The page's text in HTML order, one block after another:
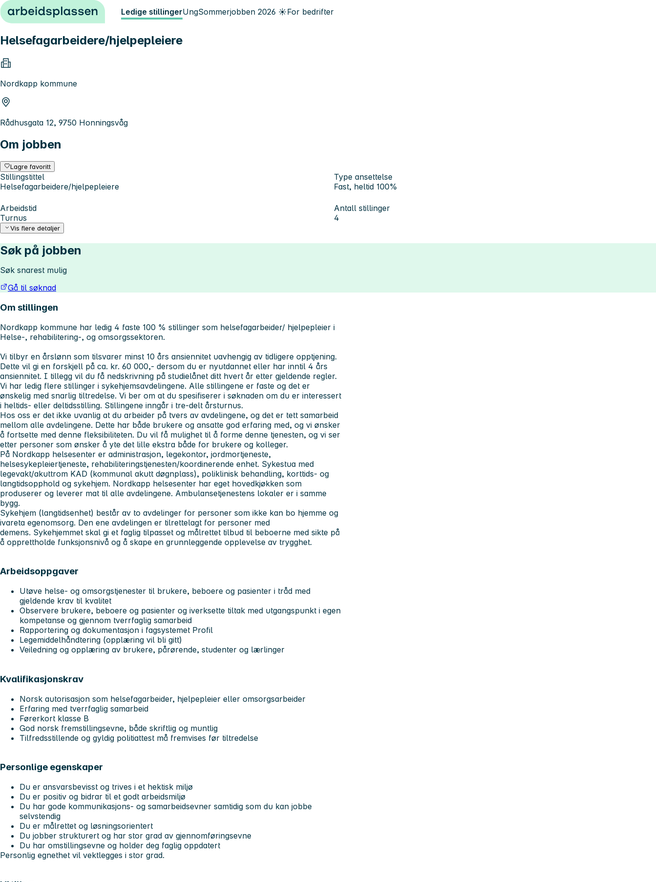
Hopp til innhold Ledige stillingerUngSommerjobben 2026 ☀️For bedrifter
Helsefagarbeidere/hjelpepleiere
Nordkapp kommune
Rådhusgata 12, 9750 Honningsvåg
Om jobben
Lagre favoritt
Stillingstittel
Helsefagarbeidere/hjelpepleiere
Type ansettelse
Fast, heltid 100%
Arbeidstid
Turnus
Antall stillinger
4
Vis flere detaljer
Søk på jobben
Søk snarest mulig
Gå til søknad
Om stillingen
Nordkapp kommune har ledig 4 faste 100 % stillinger som helsefagarbeider/ hjelpepleier i
Helse-, rehabilitering-, og omsorgssektoren.
Vi tilbyr en årslønn som tilsvarer minst 10 års ansiennitet uavhengig av tidligere opptjening.
Dette vil gi en forskjell på ca. kr. 60 000,- dersom du er nyutdannet eller har inntil 4 års
ansiennitet. I tillegg vil du få nedskrivning på studielånet ditt hvert år etter gjeldende regler.
Vi har ledig flere stillinger i sykehjemsavdelingene. Alle stillingene er faste og det er
ønskelig med snarlig tiltredelse. Vi ber om at du spesifiserer i søknaden om du er interessert
i heltids- eller deltidsstilling. Stillingene inngår i tre-delt årsturnus.
Hos oss er det ikke uvanlig at du arbeider på tvers av avdelingene, og det er tett samarbeid
mellom alle avdelingene. Dette har både brukere og ansatte god erfaring med, og vi ønsker
å fortsette med denne fleksibiliteten. Du vil få mulighet til å forme denne tjenesten, og vi ser
etter personer som ønsker å yte det lille ekstra både for brukere og kolleger.
På Nordkapp helsesenter er administrasjon, legekontor, jordmortjeneste,
helsesykepleiertjeneste, rehabiliteringstjenesten/koordinerende enhet. Sykestua med
legevakt/akuttrom KAD (kommunal akutt døgnplass), poliklinisk behandling, korttids- og
langtidsopphold og sykehjem. Nordkapp helsesenter har eget hovedkjøkken som
produserer og leverer mat til alle avdelingene. Ambulansetjenestens lokaler er i samme
bygg.
Sykehjem (langtidsenhet) består av to avdelinger for personer som ikke kan bo hjemme og
ivareta egenomsorg. Den ene avdelingen er tilrettelagt for personer med
demens. Sykehjemmet skal gi et faglig tilpasset og målrettet tilbud til beboerne med sikte på
å opprettholde funksjonsnivå og å skape en grunnleggende opplevelse av trygghet.
Arbeidsoppgaver
Utøve helse- og omsorgstjenester til brukere, beboere og pasienter i tråd med
gjeldende krav til kvalitet
Observere brukere, beboere og pasienter og iverksette tiltak med utgangspunkt i egen
kompetanse og gjennom tverrfaglig samarbeid
Rapportering og dokumentasjon i fagsystemet Profil
Legemiddelhåndtering (opplæring vil bli gitt)
Veiledning og opplæring av brukere, pårørende, studenter og lærlinger
Kvalifikasjonskrav
Norsk autorisasjon som helsefagarbeider, hjelpepleier eller omsorgsarbeider
Erfaring med tverrfaglig samarbeid
Førerkort klasse B
God norsk fremstillingsevne, både skriftlig og muntlig
Tilfredsstillende og gyldig politiattest må fremvises før tiltredelse
Personlige egenskaper
Du er ansvarsbevisst og trives i et hektisk miljø
Du er positiv og bidrar til et godt arbeidsmiljø
Du har gode kommunikasjons- og samarbeidsevner samtidig som du kan jobbe
selvstendig
Du er målrettet og løsningsorientert
Du jobber strukturert og har stor grad av gjennomføringsevne
Du har omstillingsevne og holder deg faglig oppdatert
Personlig egnethet vil vektlegges i stor grad.